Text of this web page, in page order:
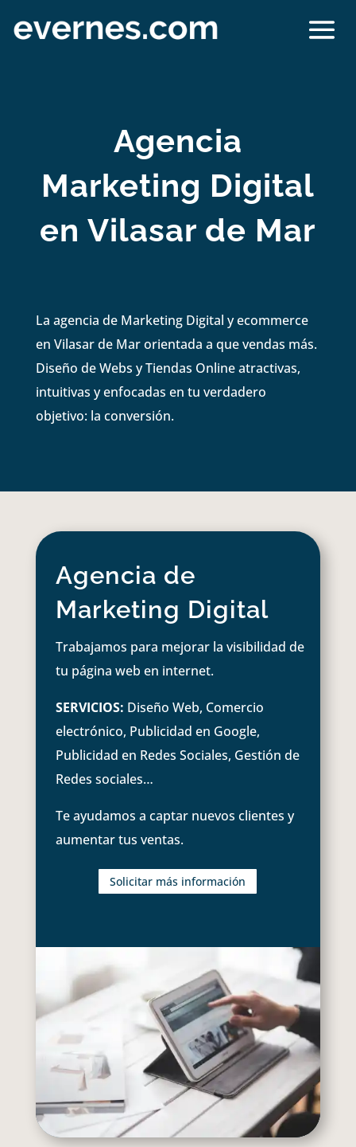
Agencia
Marketing Digital
en Vilasar de Mar
La agencia de Marketing Digital y ecommerce
en Vilasar de Mar orientada a que vendas más.
Diseño de Webs y Tiendas Online atractivas,
intuitivas y enfocadas en tu verdadero
objetivo: la conversión.
Agencia de
Marketing Digital
Trabajamos para mejorar la visibilidad de
tu página web en internet.
SERVICIOS: Diseño Web, Comercio
electrónico, Publicidad en Google,
Publicidad en Redes Sociales, Gestión de
Redes sociales…
Te ayudamos a captar nuevos clientes y
aumentar tus ventas.
Solicitar más información